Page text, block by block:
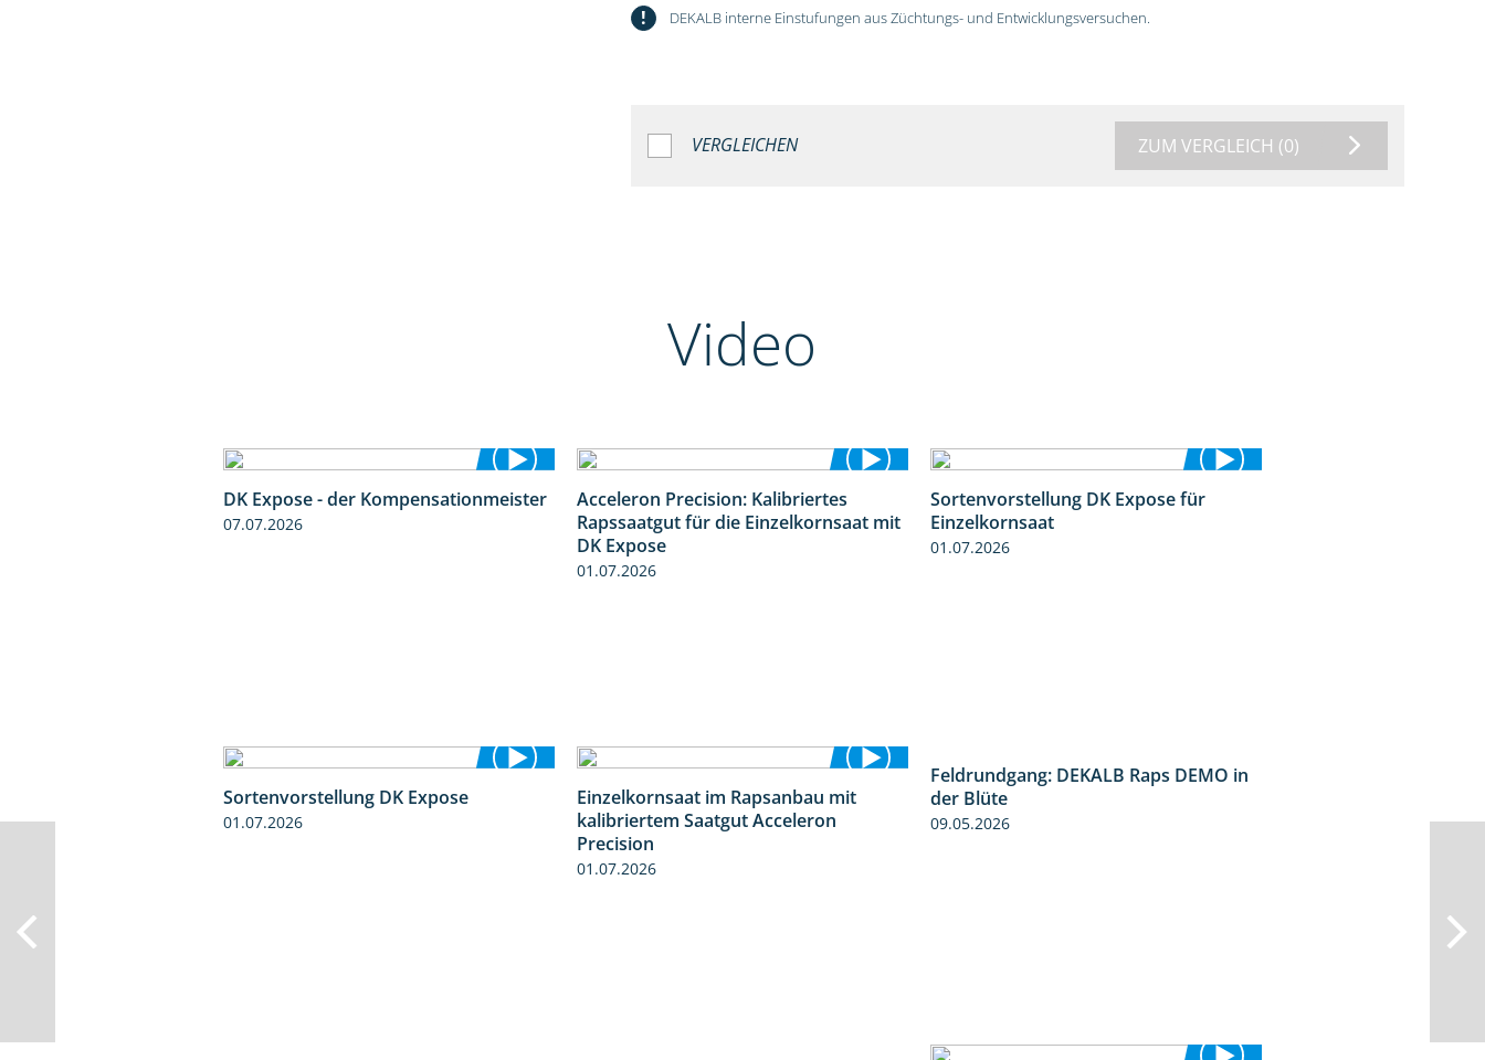
! DEKALB interne Einstufungen aus Züchtungs- und Entwicklungsversuchen.
VERGLEICHEN ZUM VERGLEICH (0)
Video
0:56
DK Expose - der Kompensationmeister
07.07.2026
Acceleron Precision: Kalibriertes
Rapssaatgut für die Einzelkornsaat mit
DK Expose
01.07.2026
Sortenvorstellung DK Expose für
Einzelkornsaat
01.07.2026
Sortenvorstellung DK Expose
01.07.2026
1:46
Einzelkornsaat im Rapsanbau mit
kalibriertem Saatgut Acceleron
Precision
01.07.2026
Feldrundgang: DEKALB Raps DEMO in
der Blüte
09.05.2026